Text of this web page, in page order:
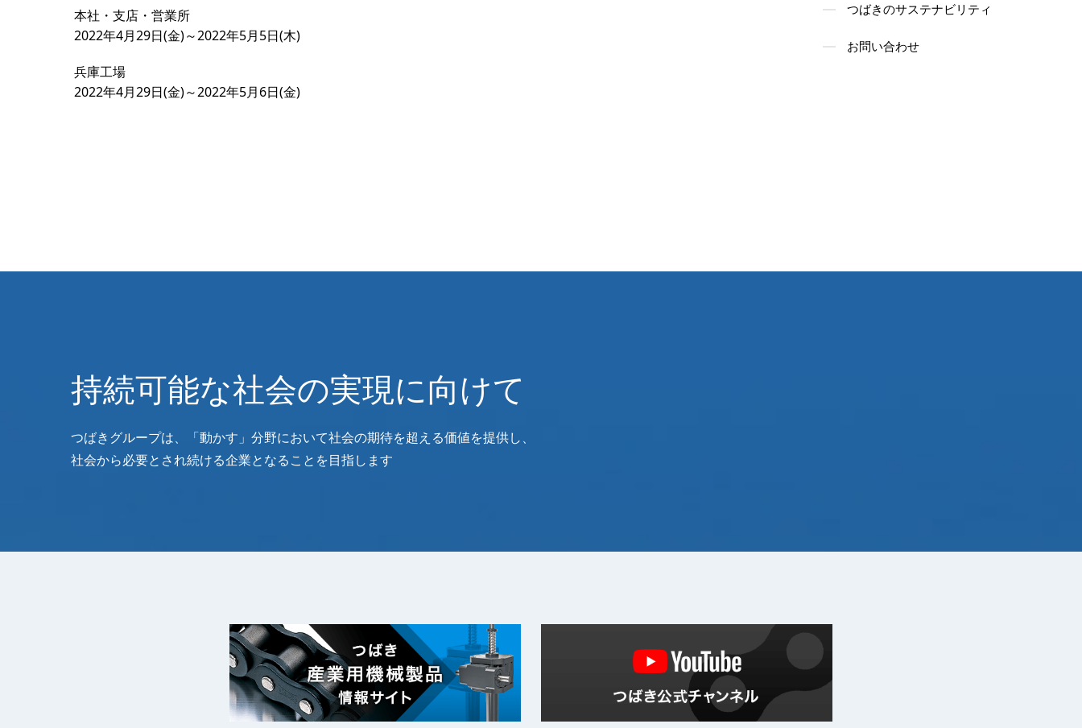
つばきのサステナビリティ
お問い合わせ
本社・支店・営業所
2022年4月29日(金)～2022年5月5日(木)
兵庫工場
2022年4月29日(金)～2022年5月6日(金)
持続可能な社会の実現に向けて
つばきグループは、「動かす」分野において社会の期待を超える価値を提供し、
社会から必要とされ続ける企業となることを目指します